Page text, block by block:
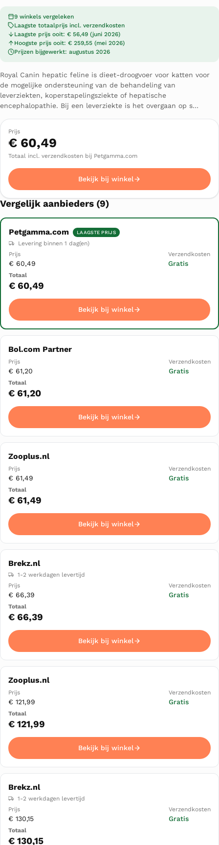
9 winkels vergeleken
Laagste totaalprijs incl. verzendkosten
Laagste prijs ooit: € 56,49 (juni 2026)
Hoogste prijs ooit: € 259,55 (mei 2026)
Prijzen bijgewerkt: augustus 2026
Royal Canin hepatic feline is dieet-droogvoer voor katten voor
de mogelijke ondersteuning van de behandeling van
leverziekten, koperstapelingsziekte of hepatische
encephalopathie. Bij een leverziekte is het overgaan op s…
Prijs
€ 60,49
Totaal incl. verzendkosten bij Petgamma.com
Bekijk bij winkel
Vergelijk aanbieders (9)
Winkel Prijs
Verzendkosten
Petgamma.com LAAGSTE PRIJS
Levering binnen 1 dag(en)
€ 60,49 Gratis
€ 60,49
Bekijk bij winkel
Bol.com Partner
€ 61,20 Gratis
€ 61,20
Bekijk bij winkel
Zooplus.nl
€ 61,49 Gratis
€ 61,49
Bekijk bij winkel
Brekz.nl
1-2 werkdagen levertijd
€ 66,39 Gratis
€ 66,39
Bekijk bij winkel
Zooplus.nl
€ 121,99 Gratis
€ 121,99
Bekijk bij winkel
Brekz.nl
1-2 werkdagen levertijd
€ 130,15 Gratis
€ 130,15